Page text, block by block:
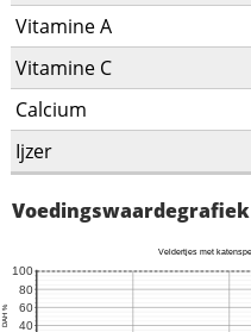
Vitamine A
Vitamine C
Calcium
Ijzer
Voedingswaardegrafiek